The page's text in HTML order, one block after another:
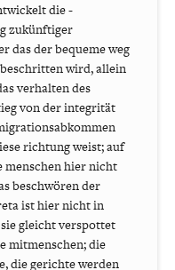
die -
zukünftiger
das der bequeme weg
wird, allein
verhalten des
von der integrität
richtung weist; auf
menschen hier nicht
beschwören der
ist hier nicht in
gleicht verspottet
mitmenschen; die
die gerichte werden